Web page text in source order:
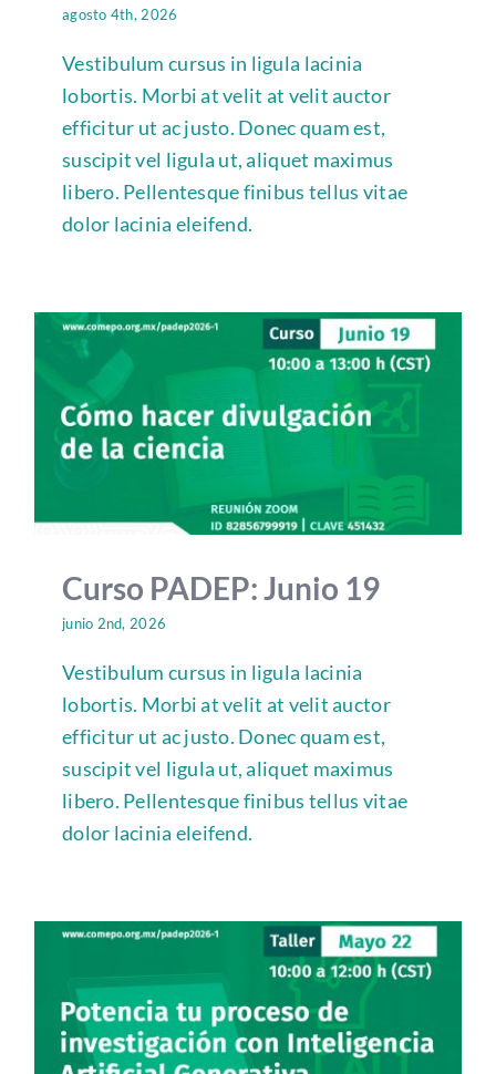
Alianzas
Contacto
agosto 4th, 2026
Vestibulum cursus in ligula lacinia
lobortis. Morbi at velit at velit auctor
efficitur ut ac justo. Donec quam est,
suscipit vel ligula ut, aliquet maximus
libero. Pellentesque finibus tellus vitae
dolor lacinia eleifend.
Curso PADEP: Junio 19
junio 2nd, 2026
Vestibulum cursus in ligula lacinia
lobortis. Morbi at velit at velit auctor
efficitur ut ac justo. Donec quam est,
suscipit vel ligula ut, aliquet maximus
libero. Pellentesque finibus tellus vitae
dolor lacinia eleifend.